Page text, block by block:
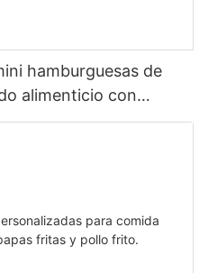
hamburguesas de
alimenticio con
y ecológico